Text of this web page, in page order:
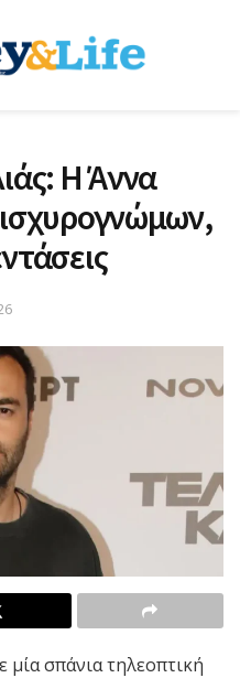
Η Άννα
ισχυρογνώμων,
σπάνια τηλεοπτική